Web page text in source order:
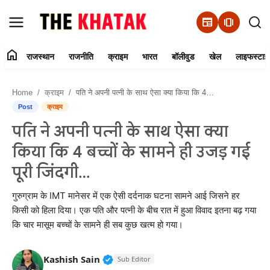
newspaper amp_stories
Contact Us
राजस्थान
राजनीति
क्राइम
भारत
बॉलीवुड
home राजस्थान राजनीति क्राइम भारत बॉलीवुड खेल
Home क्राइम पति ने अपनी पत्नी के साथ ऐसा क्या किया कि 4 बच्चों के सामने ही उजड़ गई पूरी जिंदगी…
Post क्राइम
पति ने अपनी पत्नी के साथ ऐसा क्या
किया कि 4 बच्चों के सामने ही उजड़ गई
पूरी जिंदगी…
गुरुग्राम के IMT मानेसर में एक ऐसी दर्दनाक घटना सामने आई जिसने हर
किसी को हिला दिया। एक पति और पत्नी के बीच रात में हुआ विवाद इतना बढ़ गया
कि चार मासूम बच्चों के सामने ही सब कुछ खत्म हो गया।
Kashish Sain Verified Public Figure • 11 Jun,
Sub Editor